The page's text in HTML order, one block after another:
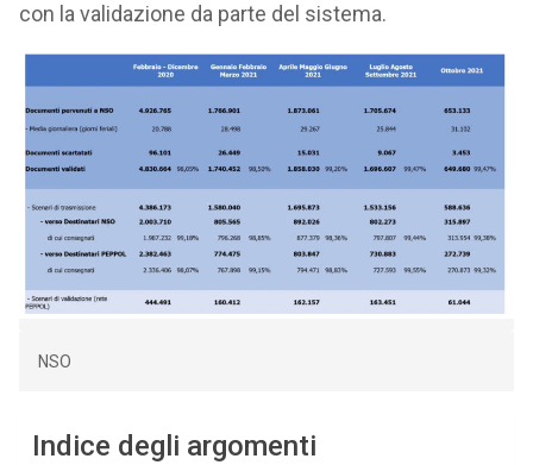
con la validazione da parte del sistema.
NSO
Indice degli argomenti